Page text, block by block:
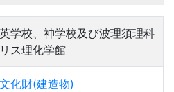
学校、神学校及び波理須理科
ス理化学館
化財(建造物)